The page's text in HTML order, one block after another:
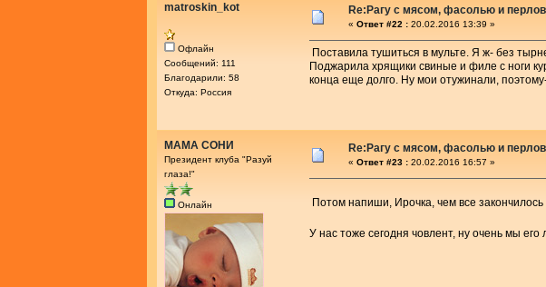
matroskin_kot
Офлайн
Сообщений: 111
Благодарили: 58
Откуда: Россия
Re:Рагу с мясом, фасолью и
« Ответ #22 : 20.02.2016 13:39 »
Поставила тушиться в мульте. Я ж- без
Поджарила хрящики свиные и филе с ноги
конца еще долго. Ну мои отужинали,
МАМА СОНИ
Президент клуба "Разуй
глаза!"
Онлайн
Re:Рагу с мясом, фасолью и
« Ответ #23 : 20.02.2016 16:57 »
Потом напиши, Ирочка, чем все закончилось
У нас тоже сегодня човлент, ну очень мы его